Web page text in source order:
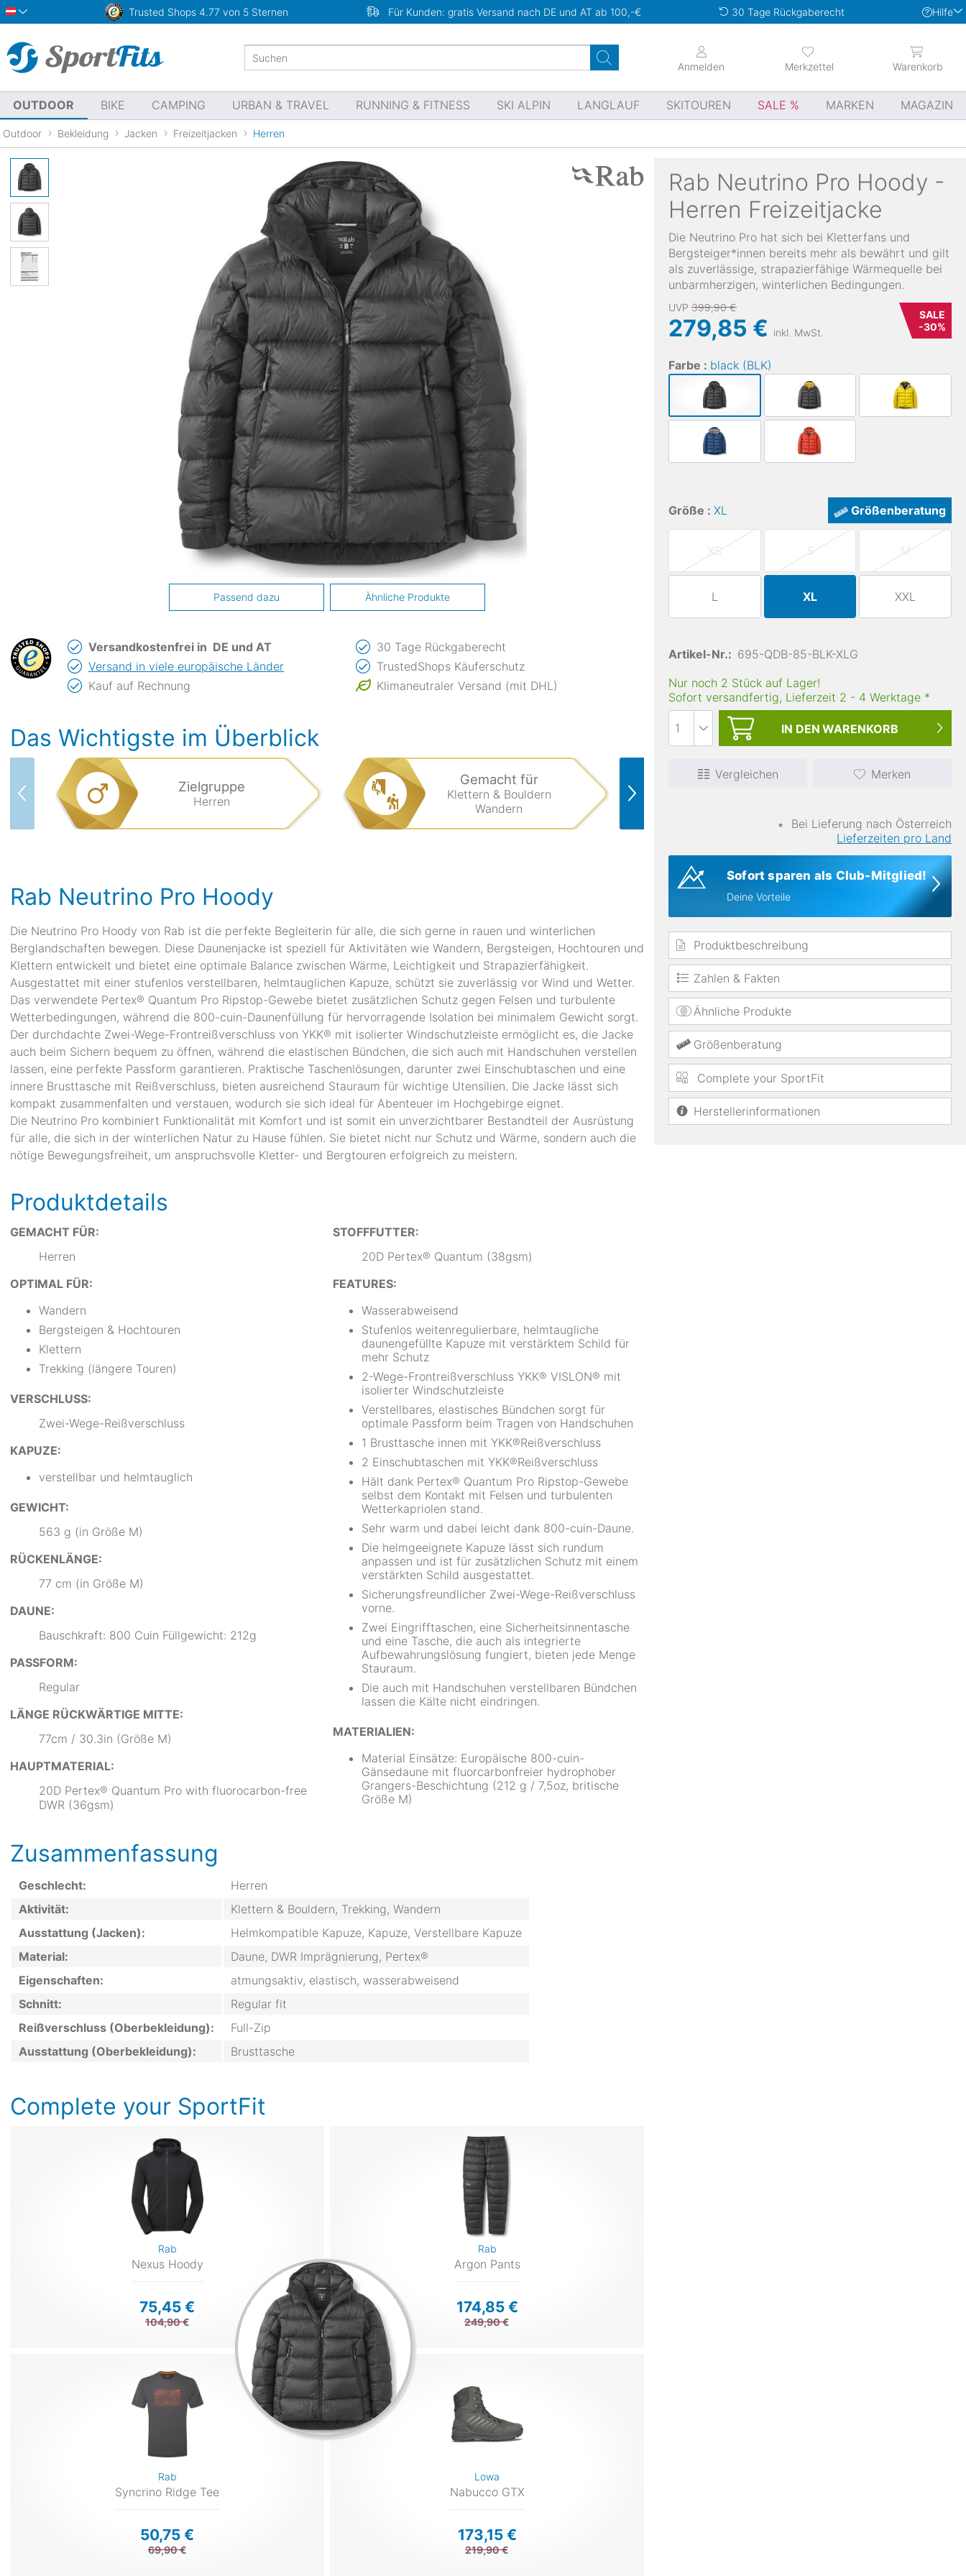
Österreich Trusted Shops 4.77 von 5 Sternen Für Kunden: gratis Versand nach DE und AT ab 100,-€ 30 Tage Rückgaberecht Hilfe
Merkzettel
Anmelden Warenkorb
OUTDOOR BIKE CAMPING URBAN & TRAVEL RUNNING & FITNESS SKI ALPIN LANGLAUF SKITOUREN SALE MARKEN MAGAZIN
Outdoor Bekleidung Jacken Freizeitjacken Herren
Rab Neutrino Pro Hoody -
Herren Freizeitjacke
Die Neutrino Pro hat sich bei Kletterfans und
Bergsteiger*innen bereits mehr als bewährt und gilt
als zuverlässige, strapazierfähige Wärmequelle bei
unbarmherzigen, winterlichen Bedingungen.
UVP 399,90 €
279,85 € inkl. MwSt.
SALE
-30%
Farbe : black (BLK)
Größe : XL Größenberatung
XS S M
L XL XXL
Artikel-Nr.: 695-QDB-85-BLK-XLG
Nur noch 2 Stück auf Lager!
Sofort versandfertig, Lieferzeit 2 - 4 Werktage *
IN DEN WARENKORB
Vergleichen Merken
∗
Bei Lieferung nach Österreich
Lieferzeiten pro Land
Sofort sparen als Club-Mitglied!
Deine Vorteile
Produktbeschreibung
Zahlen & Fakten
Ähnliche Produkte
Größenberatung
Complete your SportFit
Herstellerinformationen
Passend dazu Ähnliche Produkte
Versandkostenfrei in DE und AT
Versand in viele europäische Länder
Kauf auf Rechnung
30 Tage Rückgaberecht
TrustedShops Käuferschutz
Klimaneutraler Versand (mit DHL)
Das Wichtigste im Überblick
Zielgruppe
Herren
Gemacht für
Klettern & Bouldern
Wandern
Rab Neutrino Pro Hoody
Die Neutrino Pro Hoody von Rab ist die perfekte Begleiterin für alle, die sich gerne in rauen und winterlichen
Berglandschaften bewegen. Diese Daunenjacke ist speziell für Aktivitäten wie Wandern, Bergsteigen, Hochtouren und
Klettern entwickelt und bietet eine optimale Balance zwischen Wärme, Leichtigkeit und Strapazierfähigkeit.
Ausgestattet mit einer stufenlos verstellbaren, helmtauglichen Kapuze, schützt sie zuverlässig vor Wind und Wetter.
Das verwendete Pertex® Quantum Pro Ripstop-Gewebe bietet zusätzlichen Schutz gegen Felsen und turbulente
Wetterbedingungen, während die 800-cuin-Daunenfüllung für hervorragende Isolation bei minimalem Gewicht sorgt.
Der durchdachte Zwei-Wege-Frontreißverschluss von YKK® mit isolierter Windschutzleiste ermöglicht es, die Jacke
auch beim Sichern bequem zu öffnen, während die elastischen Bündchen, die sich auch mit Handschuhen verstellen
lassen, eine perfekte Passform garantieren. Praktische Taschenlösungen, darunter zwei Einschubtaschen und eine
innere Brusttasche mit Reißverschluss, bieten ausreichend Stauraum für wichtige Utensilien. Die Jacke lässt sich
kompakt zusammenfalten und verstauen, wodurch sie sich ideal für Abenteuer im Hochgebirge eignet.
Die Neutrino Pro kombiniert Funktionalität mit Komfort und ist somit ein unverzichtbarer Bestandteil der Ausrüstung
für alle, die sich in der winterlichen Natur zu Hause fühlen. Sie bietet nicht nur Schutz und Wärme, sondern auch die
nötige Bewegungsfreiheit, um anspruchsvolle Kletter- und Bergtouren erfolgreich zu meistern.
Produktdetails
GEMACHT FÜR:
Herren
OPTIMAL FÜR:
Wandern
Bergsteigen & Hochtouren
Klettern
Trekking (längere Touren)
VERSCHLUSS:
Zwei-Wege-Reißverschluss
KAPUZE:
verstellbar und helmtauglich
GEWICHT:
563 g (in Größe M)
RÜCKENLÄNGE:
77 cm (in Größe M)
DAUNE:
Bauschkraft: 800 Cuin Füllgewicht: 212g
PASSFORM:
Regular
LÄNGE RÜCKWÄRTIGE MITTE:
77cm / 30.3in (Größe M)
HAUPTMATERIAL:
20D Pertex® Quantum Pro with fluorocarbon-free
DWR (36gsm)
STOFFFUTTER:
20D Pertex® Quantum (38gsm)
FEATURES:
Wasserabweisend
Stufenlos weitenregulierbare, helmtaugliche
daunengefüllte Kapuze mit verstärktem Schild für
mehr Schutz
2-Wege-Frontreißverschluss YKK® VISLON® mit
isolierter Windschutzleiste
Verstellbares, elastisches Bündchen sorgt für
optimale Passform beim Tragen von Handschuhen
1 Brusttasche innen mit YKK®­Reißverschluss
2 Einschubtaschen mit YKK®­Reißverschluss
Hält dank Pertex® Quantum Pro Ripstop-Gewebe
selbst dem Kontakt mit Felsen und turbulenten
Wetterkapriolen stand.
Sehr warm und dabei leicht dank 800-cuin-Daune.
Die helmgeeignete Kapuze lässt sich rundum
anpassen und ist für zusätzlichen Schutz mit einem
verstärkten Schild ausgestattet.
Sicherungsfreundlicher Zwei-Wege-Reißverschluss
vorne.
Zwei Eingrifftaschen, eine Sicherheitsinnentasche
und eine Tasche, die auch als integrierte
Aufbewahrungslösung fungiert, bieten jede Menge
Stauraum.
Die auch mit Handschuhen verstellbaren Bündchen
lassen die Kälte nicht eindringen.
MATERIALIEN:
Material Einsätze: Europäische 800-cuin-
Gänsedaune mit fluorcarbonfreier hydrophober
Grangers-Beschichtung (212 g / 7,5oz, britische
Größe M)
Zusammenfassung
Geschlecht:
Herren
Aktivität:
Klettern & Bouldern, Trekking, Wandern
Ausstattung (Jacken):
Helmkompatible Kapuze, Kapuze, Verstellbare Kapuze
Material:
Daune, DWR Imprägnierung, Pertex®
Eigenschaften:
atmungsaktiv, elastisch, wasserabweisend
Schnitt:
Regular fit
Reißverschluss (Oberbekleidung):
Full-Zip
Ausstattung (Oberbekleidung):
Brusttasche
Complete your SportFit
Rab
Nexus Hoody
75,45 €
104,90 €
Rab
Argon Pants
174,85 €
249,90 €
Rab
Syncrino Ridge Tee
50,75 €
69,90 €
Lowa
Nabucco GTX
173,15 €
219,90 €